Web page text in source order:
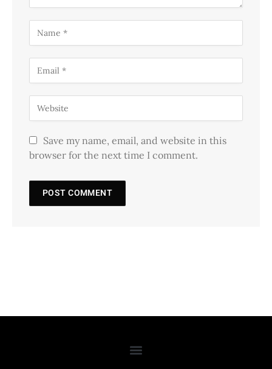
Save my name, email, and website in this
browser for the next time I comment.